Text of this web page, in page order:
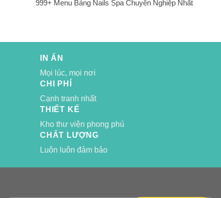
999+ Menu Bảng Nails Spa Chuyên Nghiệp Nhất
IN ẤN
Mọi lúc, mọi nơi
CHI PHÍ
Cạnh tranh nhất
THIẾT KẾ
Kho thư viện phong phú
CHẤT LƯỢNG
Luôn luôn đảm bảo